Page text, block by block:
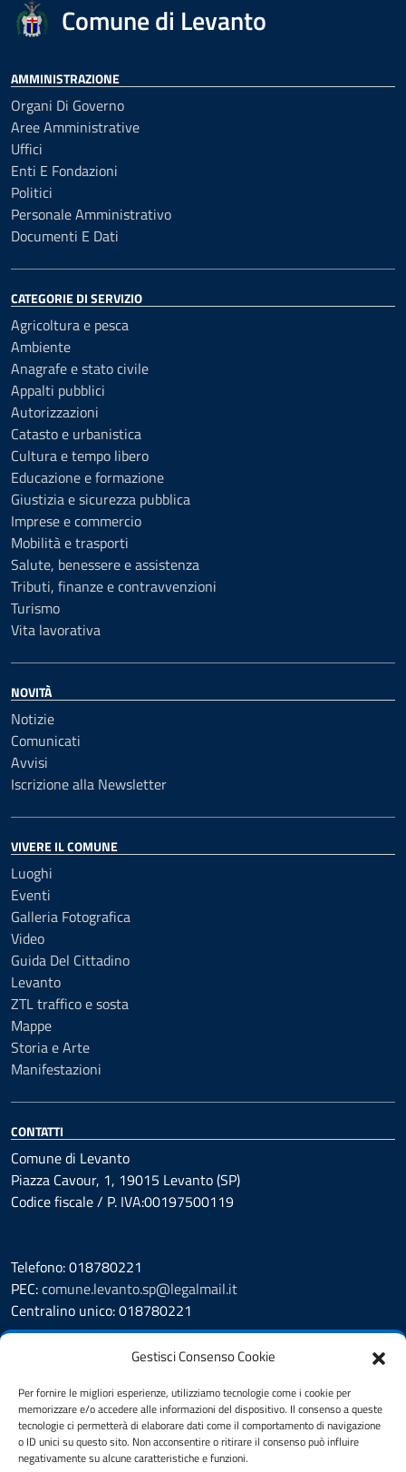
Gestisci Consenso Cookie
Per fornire le migliori esperienze, utilizziamo tecnologie come i cookie per
memorizzare e/o accedere alle informazioni del dispositivo. Il consenso a queste
tecnologie ci permetterà di elaborare dati come il comportamento di navigazione
o ID unici su questo sito. Non acconsentire o ritirare il consenso può influire
negativamente su alcune caratteristiche e funzioni.
Comune di Levanto
AMMINISTRAZIONE
Organi Di Governo
Aree Amministrative
Uffici
Enti E Fondazioni
Politici
Personale Amministrativo
Documenti E Dati
CATEGORIE DI SERVIZIO
Agricoltura e pesca
Ambiente
Anagrafe e stato civile
Appalti pubblici
Autorizzazioni
Catasto e urbanistica
Cultura e tempo libero
Educazione e formazione
Giustizia e sicurezza pubblica
Imprese e commercio
Mobilità e trasporti
Salute, benessere e assistenza
Tributi, finanze e contravvenzioni
Turismo
Vita lavorativa
NOVITÀ
Notizie
Comunicati
Avvisi
Iscrizione alla Newsletter
VIVERE IL COMUNE
Luoghi
Eventi
Galleria Fotografica
Video
Guida Del Cittadino
Levanto
ZTL traffico e sosta
Mappe
Storia e Arte
Manifestazioni
CONTATTI
Comune di Levanto
Piazza Cavour, 1, 19015 Levanto (SP)
Codice fiscale / P. IVA:00197500119
Telefono: 018780221
PEC:comune.levanto.sp@legalmail.it
Centralino unico: 018780221
Prenotazione appuntamento
Segnalazione disservizio
Whistleblowing
Amministrazione Trasparente
Albo Pretorio